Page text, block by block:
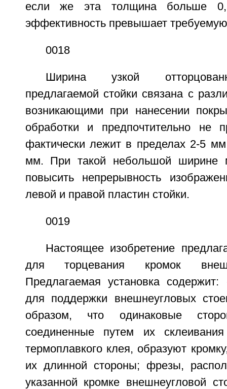
если же эта толщина больше
эффективность превышает
0018
Ширина узкой
предлагаемой стойки связана с
возникающими при нанесении
обработки и предпочтительно
фактически лежит в пределах 2-5
мм. При такой небольшой
повысить непрерывность
левой и правой пластин стойки.
0019
Настоящее изобретение
для торцевания кромок
Предлагаемая установка содержит:
для поддержки внешнеугловых
образом, что одинаковые
соединенные путем их
термоплавкого клея, образуют
их длинной стороны; фрезы,
указанной кромке внешнеугловой